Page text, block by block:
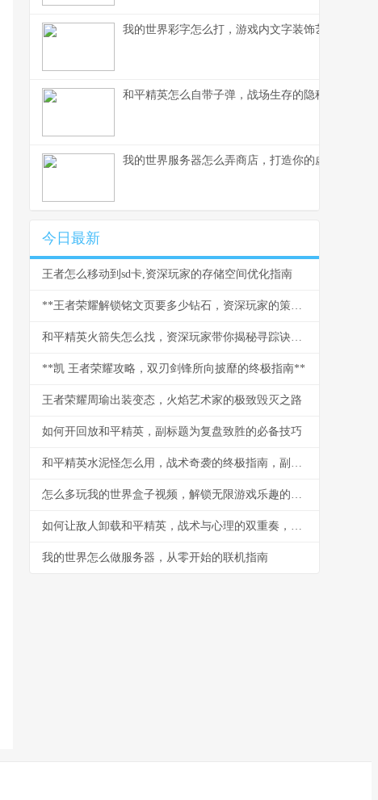
我的世界彩字怎么打，游戏内文字装饰艺术指南
和平精英怎么自带子弹，战场生存的隐秘法则
我的世界服务器怎么弄商店，打造你的虚拟商业帝
今日最新
王者怎么移动到sd卡,资深玩家的存储空间优化指南
**王者荣耀解锁铭文页要多少钻石，资深玩家的策略与情怀**
和平精英火箭失怎么找，资深玩家带你揭秘寻踪诀窍副标题
**凯 王者荣耀攻略，双刃剑锋所向披靡的终极指南**
王者荣耀周瑜出装变态，火焰艺术家的极致毁灭之路
如何开回放和平精英，副标题为复盘致胜的必备技巧
和平精英水泥怪怎么用，战术奇袭的终极指南，副标题，水泥丛林中的隐形杀手
怎么多玩我的世界盒子视频，解锁无限游戏乐趣的钥匙
如何让敌人卸载和平精英，战术与心理的双重奏，副标题，一场没有硝烟的战争
我的世界怎么做服务器，从零开始的联机指南